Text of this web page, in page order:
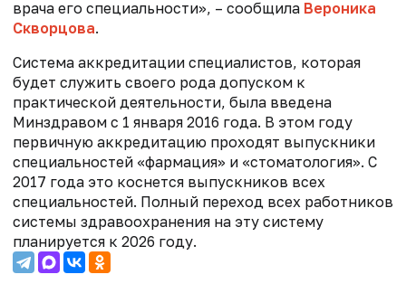
врача его специальности», – сообщила Вероника
Скворцова.
Система аккредитации специалистов, которая
будет служить своего рода допуском к
практической деятельности, была введена
Минздравом с 1 января 2016 года. В этом году
первичную аккредитацию проходят выпускники
специальностей «фармация» и «стоматология». С
2017 года это коснется выпускников всех
специальностей. Полный переход всех работников
системы здравоохранения на эту систему
планируется к 2026 году.